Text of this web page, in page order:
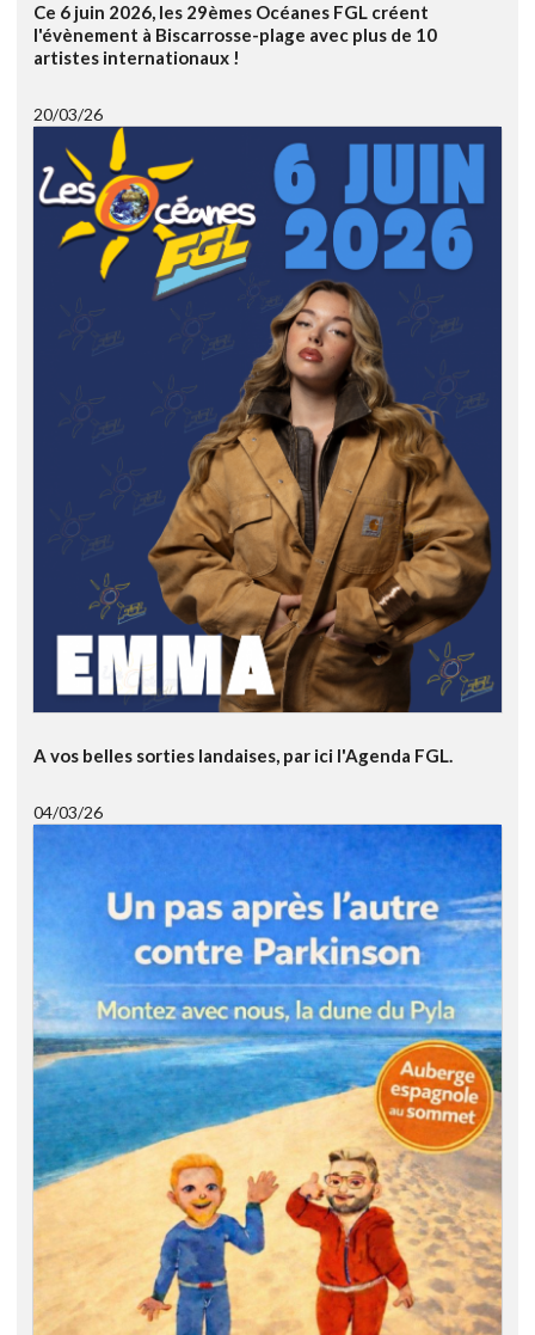
Ce 6 juin 2026, les 29èmes Océanes FGL créent
l'évènement à Biscarrosse-plage avec plus de 10
artistes internationaux !
20/03/26
A vos belles sorties landaises, par ici l'Agenda FGL.
04/03/26